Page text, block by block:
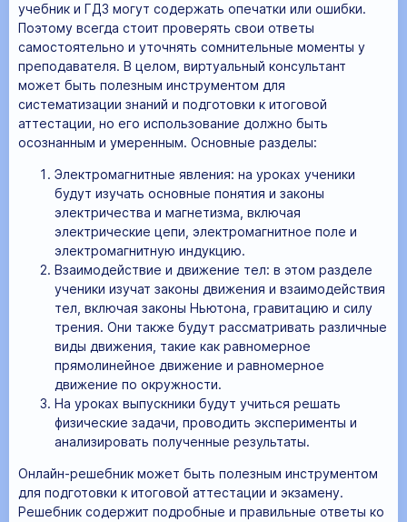
учебник и ГДЗ могут содержать опечатки или ошибки.
Поэтому всегда стоит проверять свои ответы
самостоятельно и уточнять сомнительные моменты у
преподавателя. В целом, виртуальный консультант
может быть полезным инструментом для
систематизации знаний и подготовки к итоговой
аттестации, но его использование должно быть
осознанным и умеренным. Основные разделы:
Электромагнитные явления: на уроках ученики
будут изучать основные понятия и законы
электричества и магнетизма, включая
электрические цепи, электромагнитное поле и
электромагнитную индукцию.
Взаимодействие и движение тел: в этом разделе
ученики изучат законы движения и взаимодействия
тел, включая законы Ньютона, гравитацию и силу
трения. Они также будут рассматривать различные
виды движения, такие как равномерное
прямолинейное движение и равномерное
движение по окружности.
На уроках выпускники будут учиться решать
физические задачи, проводить эксперименты и
анализировать полученные результаты.
Онлайн-решебник может быть полезным инструментом
для подготовки к итоговой аттестации и экзамену.
Решебник содержит подробные и правильные ответы ко